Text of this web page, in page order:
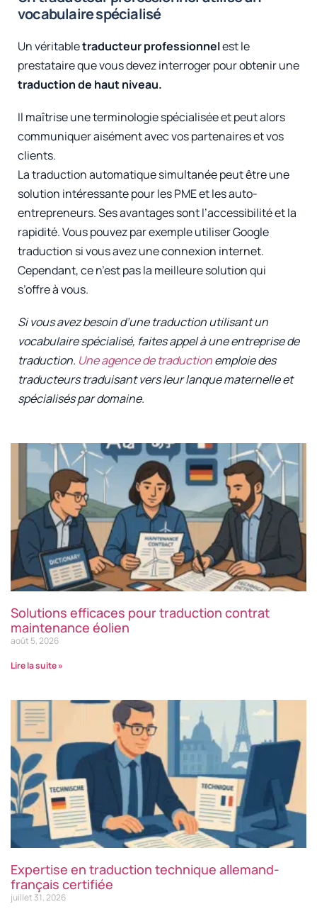
vocabulaire spécialisé
Un véritabletraducteur professionnelest le
prestataire que vous devez interroger pour obtenir une
traduction de haut niveau.
Il maîtrise une terminologie spécialisée et peut alors
communiquer aisément avec vos partenaires et vos
clients.
La traduction automatique simultanée peut être une
solution intéressante pour les PME et les auto-
entrepreneurs. Ses avantages sont l’accessibilité et la
rapidité. Vous pouvez par exemple utiliser Google
traduction si vous avez une connexion internet.
Cependant, ce n’est pas la meilleure solution qui
s’offre à vous.
Si vous avez besoin d’une traduction utilisant un
vocabulaire spécialisé, faites appel à une entreprise de
traduction. Une agence de traductionemploie des
traducteurs traduisant vers leur lanque maternelle et
spécialisés par domaine.
Solutions efficaces pour traduction contrat
maintenance éolien
août 5, 2026
Lire la suite »
Expertise en traduction technique allemand-
français certifiée
juillet 31, 2026